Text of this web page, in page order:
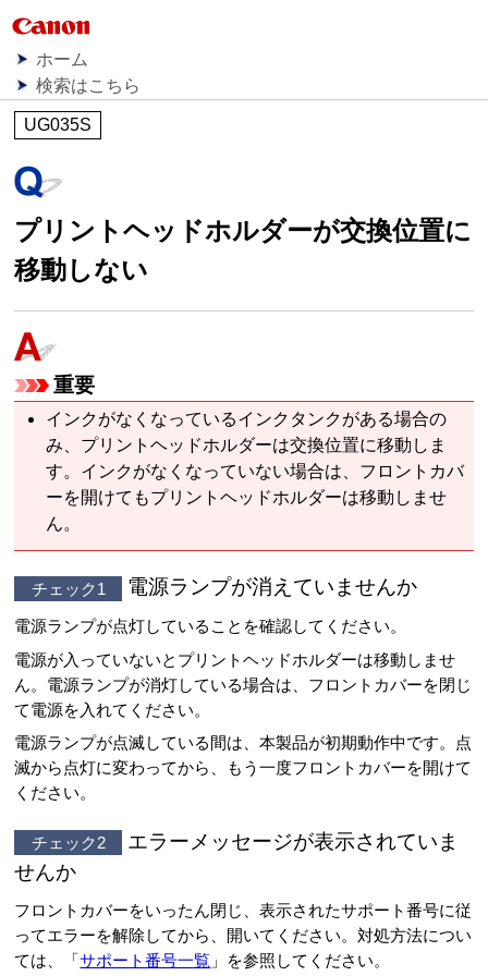
ホーム
検索はこちら
UG035S
プリントヘッドホルダーが交換位置に
移動しない
重要
インクがなくなっているインクタンクがある場合の
み、プリントヘッドホルダーは交換位置に移動しま
す。インクがなくなっていない場合は、フロントカバ
ーを開けてもプリントヘッドホルダーは移動しませ
ん。
チェック1 電源ランプが消えていませんか
電源ランプが点灯していることを確認してください。
電源が入っていないとプリントヘッドホルダーは移動しませ
ん。電源ランプが消灯している場合は、フロントカバーを閉じ
て電源を入れてください。
電源ランプが点滅している間は、本製品が初期動作中です。点
滅から点灯に変わってから、もう一度フロントカバーを開けて
ください。
チェック2
エラーメッセージが表示されていま
せんか
フロントカバーをいったん閉じ、表示されたサポート番号に従
ってエラーを解除してから、開いてください。対処方法につい
ては、「サポート番号一覧 」を参照してください。